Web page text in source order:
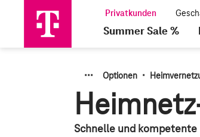
Summer Sale %
··· Optionen ·
Schnelle und